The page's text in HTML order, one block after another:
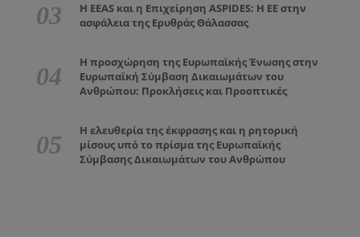
Η EEAS και η Επιχείρηση ASPIDES: Η ΕΕ στην
ασφάλεια της Ερυθράς Θάλασσας
Η προσχώρηση της Ευρωπαϊκής Ένωσης στην
Ευρωπαϊκή Σύμβαση Δικαιωμάτων του
Ανθρώπου: Προκλήσεις και Προοπτικές
Η ελευθερία της έκφρασης και η ρητορική
μίσους υπό το πρίσμα της Ευρωπαϊκής
Σύμβασης Δικαιωμάτων του Ανθρώπου